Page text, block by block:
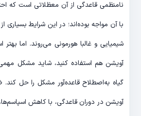
نامنظمی قاعدگی از آن معظلاتی است که
با آن مواجه بوده‌اند؛ در این شرایط بسیاری
شیمیایی و غالبا هورمونی می‌روند. اما بهتر
آویشن هم استفاده کنید، شاید مشکل
گیاه به‌اصطلاح قاعده‌آور مشکل را حل کند.
آویشن در دوران قاعدگی، با کاهش